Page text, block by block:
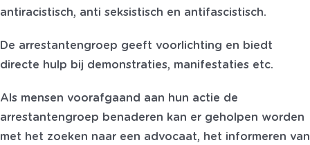
antiracistisch, anti seksistisch en antifascistisch.
De arrestantengroep geeft voorlichting en biedt
directe hulp bij demonstraties, manifestaties etc.
Als mensen voorafgaand aan hun actie de
arrestantengroep benaderen kan er geholpen worden
met het zoeken naar een advocaat, het informeren van